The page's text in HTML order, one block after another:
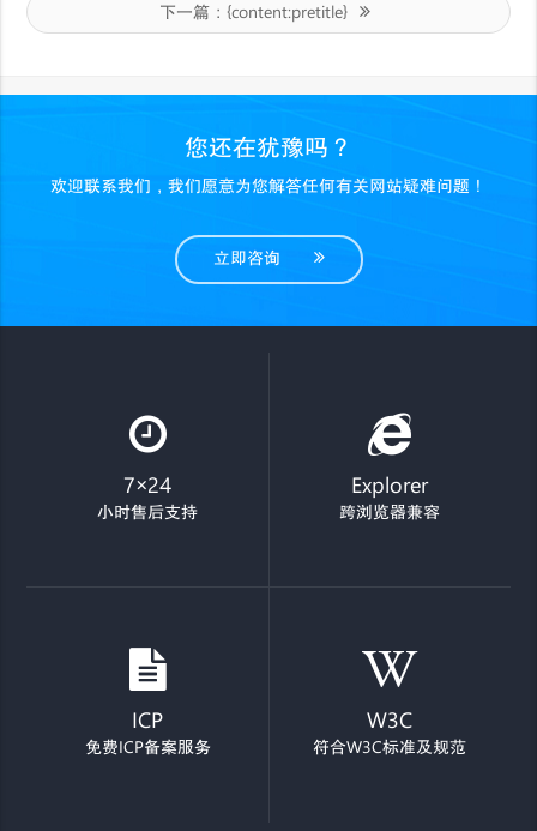
下一篇：{content:pretitle}
您还在犹豫吗？
欢迎联系我们，我们愿意为您解答任何有关网站疑难问题！
立即咨询
7×24
小时售后支持
Explorer
跨浏览器兼容
ICP
免费ICP备案服务
W3C
符合W3C标准及规范